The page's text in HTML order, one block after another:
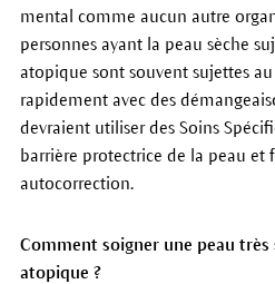
mental comme aucun autre
personnes ayant la peau sèche
atopique sont souvent sujettes au
rapidement avec des
devraient utiliser des Soins
barrière protectrice de la peau et
autocorrection.
Comment soigner une peau très
atopique ?